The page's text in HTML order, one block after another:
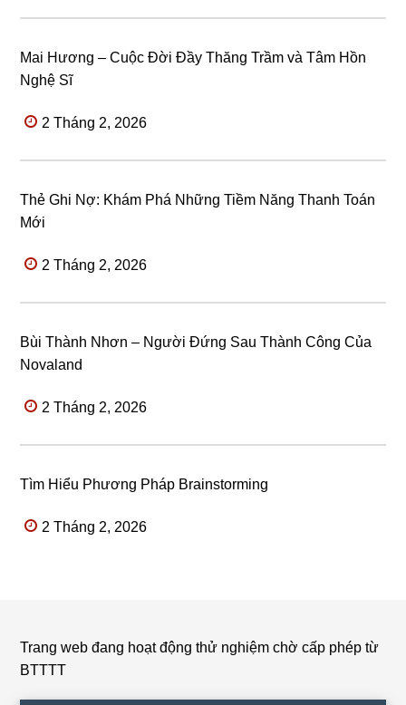
Mai Hương – Cuộc Đời Đầy Thăng Trầm và Tâm Hồn
Nghệ Sĩ
2 Tháng 2, 2026
Thẻ Ghi Nợ: Khám Phá Những Tiềm Năng Thanh Toán
Mới
2 Tháng 2, 2026
Bùi Thành Nhơn – Người Đứng Sau Thành Công Của
Novaland
2 Tháng 2, 2026
Tìm Hiểu Phương Pháp Brainstorming
2 Tháng 2, 2026
Footer
Trang web đang hoạt động thử nghiệm chờ cấp phép từ
BTTTT